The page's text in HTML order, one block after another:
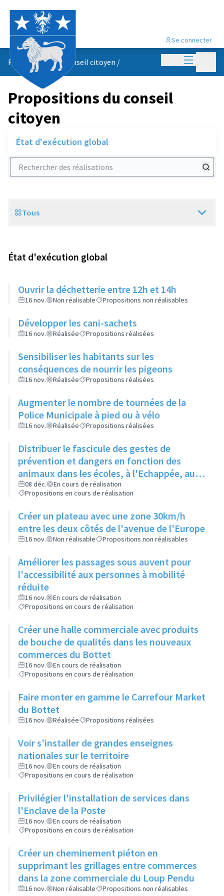
Menu
Se connecter
Propositions du conseil citoyen /
Propositions du conseil
citoyen
État d'exécution global
Rechercher des réalisations
Scope
Tous
État d'exécution global
Ouvrir la déchetterie entre 12h et 14h
16 nov. Non réalisable Propositions non réalisables
Développer les cani-sachets
16 nov. Réalisée Propositions réalisées
Sensibiliser les habitants sur les
conséquences de nourrir les pigeons
16 nov. Réalisée Propositions réalisées
Augmenter le nombre de tournées de la
Police Municipale à pied ou à vélo
16 nov. Réalisée Propositions réalisées
Distribuer le fascicule des gestes de
prévention et dangers en fonction des
animaux dans les écoles, à l'Echappée, aux
Centres Sociaux.... et l'insérer dans le
Rilliard en version détachable.
08 déc.
En cours de réalisation
Propositions en cours de réalisation
Créer un plateau avec une zone 30km/h
entre les deux côtés de l'avenue de l'Europe
16 nov. Non réalisable Propositions non réalisables
Améliorer les passages sous auvent pour
l'accessibilité aux personnes à mobilité
réduite
16 nov.
En cours de réalisation
Propositions en cours de réalisation
Créer une halle commerciale avec produits
de bouche de qualités dans les nouveaux
commerces du Bottet
16 nov.
En cours de réalisation
Propositions en cours de réalisation
Faire monter en gamme le Carrefour Market
du Bottet
16 nov. Réalisée Propositions réalisées
Voir s'installer de grandes enseignes
nationales sur le territoire
16 nov.
En cours de réalisation
Propositions en cours de réalisation
Privilégier l'installation de services dans
l'Enclave de la Poste
16 nov.
En cours de réalisation
Propositions en cours de réalisation
Créer un cheminement piéton en
supprimant les grillages entre commerces
dans la zone commerciale du Loup Pendu
16 nov. Non réalisable Propositions non réalisables